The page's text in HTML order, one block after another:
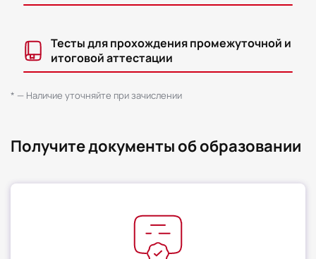
Тесты для прохождения промежуточной и
итоговой аттестации
* — Наличие уточняйте при зачислении
Получите документы об образовании